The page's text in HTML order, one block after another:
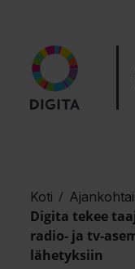
Koti /
Digita tekee
radio- ja tv-
lähetyksiin